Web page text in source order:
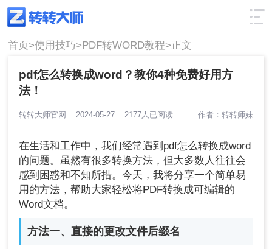
使用技巧 筛选
首页>使用技巧>PDF转WORD教程>正文
pdf怎么转换成word？教你4种免费好用方
法！
转转大师官网 2024-05-27 2177人已阅读 作者：转转师妹
在生活和工作中，我们经常遇到pdf怎么转换成word
的问题。虽然有很多转换方法，但大多数人往往会
感到困惑和不知所措。今天，我将分享一个简单易
用的方法，帮助大家轻松将PDF转换成可编辑的
Word文档。
方法一、直接的更改文件后缀名